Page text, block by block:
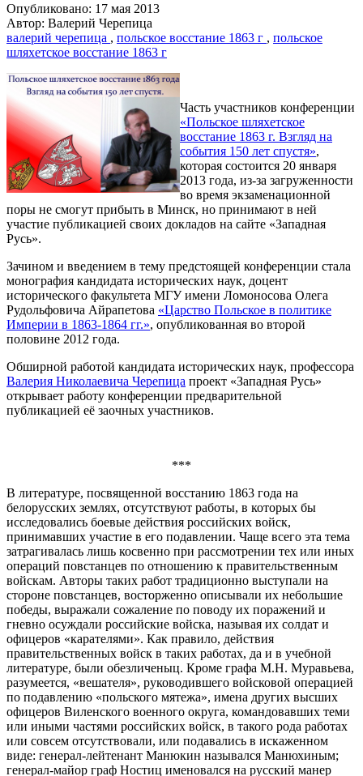
Опубликовано: 17 мая 2013
Автор: Валерий Черепица
валерий черепица , польское восстание 1863 г , польское
шляхетское восстание 1863 г
Часть участников конференции
«Польское шляхетское
восстание 1863 г. Взгляд на
события 150 лет спустя»,
которая состоится 20 января
2013 года, из-за загруженности
во время экзаменационной
поры не смогут прибыть в Минск, но принимают в ней
участие публикацией своих докладов на сайте «Западная
Русь».
Зачином и введением в тему предстоящей конференции стала
монография кандидата исторических наук, доцент
исторического факультета МГУ имени Ломоносова Олега
Рудольфовича Айрапетова «Царство Польское в политике
Империи в 1863-1864 гг.», опубликованная во второй
половине 2012 года.
Обширной работой кандидата исторических наук, профессора
Валерия Николаевича Черепица проект «Западная Русь»
открывает работу конференции предварительной
публикацией её заочных участников.
***
В литературе, посвященной восстанию 1863 года на
белорусских землях, отсутствуют работы, в которых бы
исследовались боевые действия российских войск,
принимавших участие в его подавлении. Чаще всего эта тема
затрагивалась лишь косвенно при рассмотрении тех или иных
операций повстанцев по отношению к правительственным
войскам. Авторы таких работ традиционно выступали на
стороне повстанцев, восторженно описывали их небольшие
победы, выражали сожаление по поводу их поражений и
гневно осуждали российские войска, называя их солдат и
офицеров «карателями». Как правило, действия
правительственных войск в таких работах, да и в учебной
литературе, были обезличеныц. Кроме графа М.Н. Муравьева,
разумеется, «вешателя», руководившего войсковой операцией
по подавлению «польского мятежа», имена других высших
офицеров Виленского военного округа, командовавших теми
или иными частями российских войск, в такого рода работах
или совсем отсутствовали, или подавались в искаженном
виде: генерал-лейтенант Манюкин назывался Манюхиным;
генерал-майор граф Ностиц именовался на русский манер